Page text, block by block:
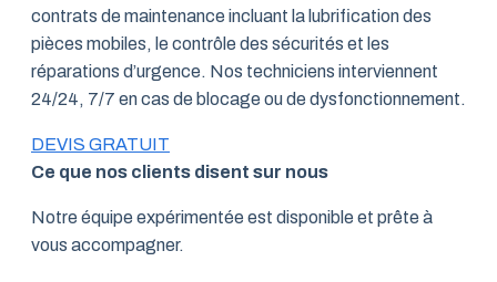
contrats de maintenance incluant la lubrification des
pièces mobiles, le contrôle des sécurités et les
réparations d’urgence. Nos techniciens interviennent
24/24, 7/7 en cas de blocage ou de dysfonctionnement.
DEVIS GRATUIT
Ce que nos clients disent sur nous
Notre équipe expérimentée est disponible et prête à
vous accompagner.